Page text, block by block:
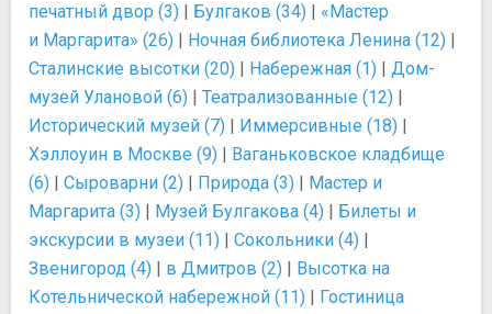
печатный двор (3) | Булгаков (34) | «Мастер
и Маргарита» (26) | Ночная библиотека Ленина (12) |
Сталинские высотки (20) | Набережная (1) | Дом-
музей Улановой (6) | Театрализованные (12) |
Исторический музей (7) | Иммерсивные (18) |
Хэллоуин в Москве (9) | Ваганьковское кладбище
(6) | Сыроварни (2) | Природа (3) | Мастер и
Маргарита (3) | Музей Булгакова (4) | Билеты и
экскурсии в музеи (11) | Сокольники (4) |
Звенигород (4) | в Дмитров (2) | Высотка на
Котельнической набережной (11) | Гостиница